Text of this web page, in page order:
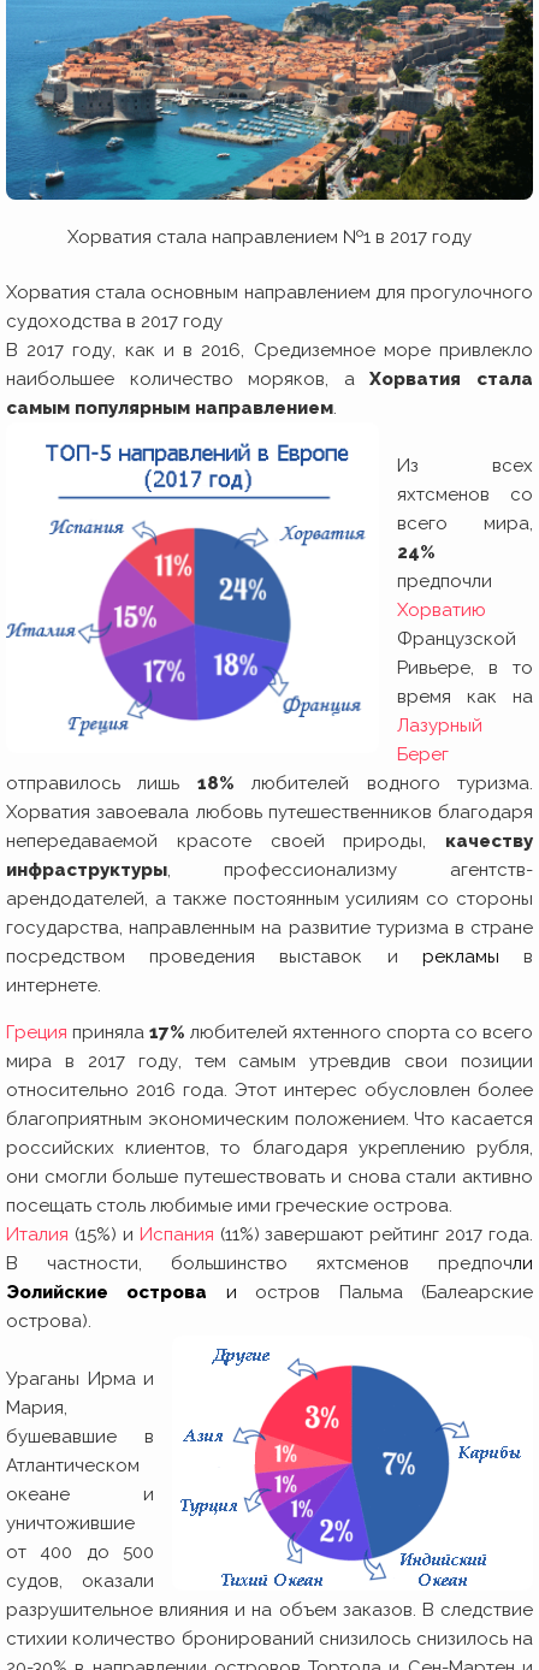
Хорватия стала направлением №1 в 2017 году
Хорватия стала основным направлением для прогулочного
судоходства в 2017 году
В 2017 году, как и в 2016, Средиземное море привлекло
наибольшее количество моряков, аХорватия стала
самым популярным направлением.
Из всех
яхтсменов со
всего мира,
24%
предпочли
Хорватию
Французской
Ривьере, в то
время как на
Лазурный
Берег
отправилось лишь 18% любителей водного туризма.
Хорватия завоевала любовь путешественников благодаря
непередаваемой красоте своей природы, качеству
инфраструктуры, профессионализму агентств-
арендодателей, а также постоянным усилиям со стороны
государства, направленным на развитие туризма в стране
посредством проведения выставок и рекламы в
интернете.
Греция приняла 17% любителей яхтенного спорта со всего
мира в 2017 году, тем самым утревдив свои позиции
относительно 2016 года. Этот интерес обусловлен более
благоприятным экономическим положением. Что касается
российских клиентов, то благодаря укреплению рубля,
они смогли больше путешествовать и снова стали активно
посещать столь любимые ими греческие острова.
Италия (15%) и Испания (11%) завершают рейтинг 2017 года.
В частности, большинство яхтсменов предпочли
Эолийские острова и остров Пальма (Балеарские
острова).
Ураганы Ирма и
Мария,
бушевавшие в
Атлантическом
океане и
уничтожившие
от 400 до 500
судов, оказали
разрушительное влияния и на объем заказов. В следствие
стихии количество бронирований снизилось снизилось на